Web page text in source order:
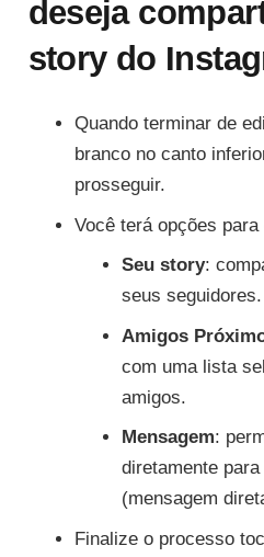
deseja
story do
Quando terminar de
branco no canto
prosseguir.
Você terá opções
Seu story:
seus seguidores.
Amigos
com uma lista
amigos.
Mensagem:
diretamente
(mensagem
Finalize o processo